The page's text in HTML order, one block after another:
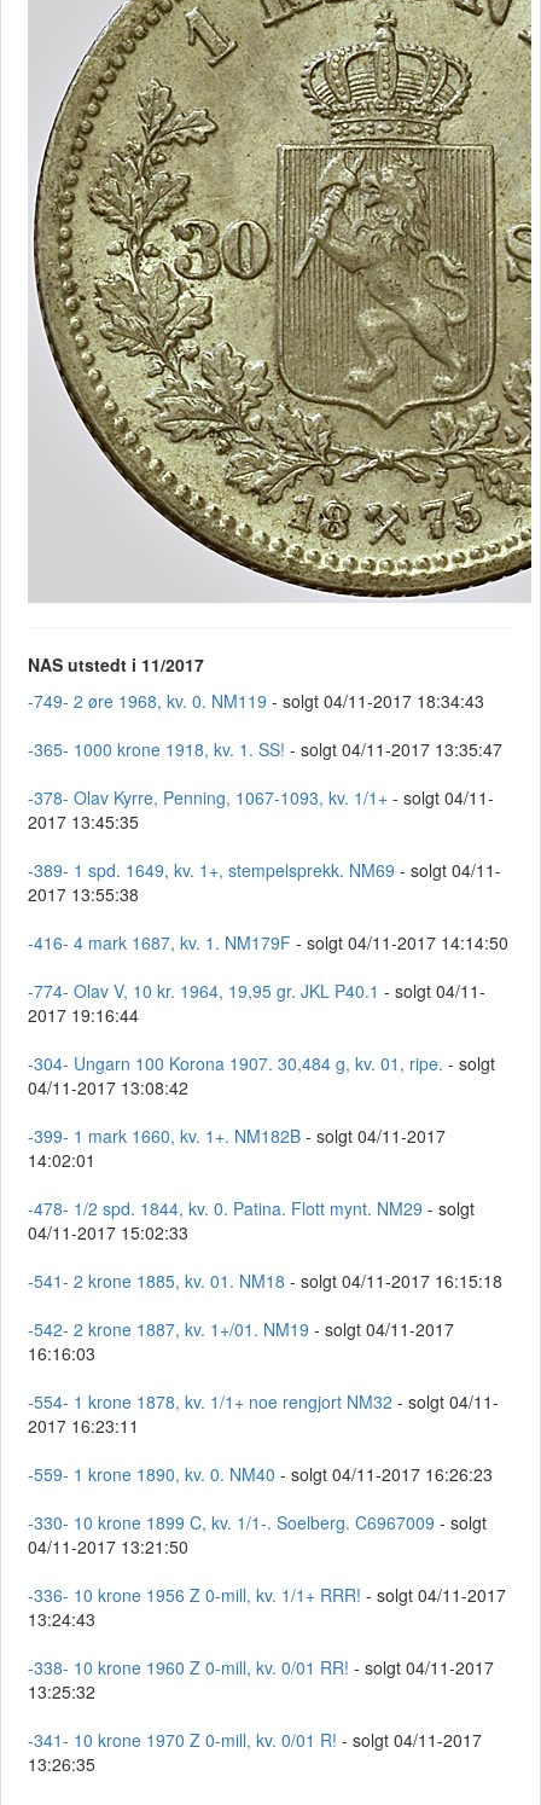
NAS utstedt i 11/2017
-749- 2 øre 1968, kv. 0. NM119 - solgt 04/11-2017 18:34:43
-365- 1000 krone 1918, kv. 1. SS! - solgt 04/11-2017 13:35:47
-378- Olav Kyrre, Penning, 1067-1093, kv. 1/1+ - solgt 04/11-
2017 13:45:35
-389- 1 spd. 1649, kv. 1+, stempelsprekk. NM69 - solgt 04/11-
2017 13:55:38
-416- 4 mark 1687, kv. 1. NM179F - solgt 04/11-2017 14:14:50
-774- Olav V, 10 kr. 1964, 19,95 gr. JKL P40.1 - solgt 04/11-
2017 19:16:44
-304- Ungarn 100 Korona 1907. 30,484 g, kv. 01, ripe. - solgt
04/11-2017 13:08:42
-399- 1 mark 1660, kv. 1+. NM182B - solgt 04/11-2017
14:02:01
-478- 1/2 spd. 1844, kv. 0. Patina. Flott mynt. NM29 - solgt
04/11-2017 15:02:33
-541- 2 krone 1885, kv. 01. NM18 - solgt 04/11-2017 16:15:18
-542- 2 krone 1887, kv. 1+/01. NM19 - solgt 04/11-2017
16:16:03
-554- 1 krone 1878, kv. 1/1+ noe rengjort NM32 - solgt 04/11-
2017 16:23:11
-559- 1 krone 1890, kv. 0. NM40 - solgt 04/11-2017 16:26:23
-330- 10 krone 1899 C, kv. 1/1-. Soelberg. C6967009 - solgt
04/11-2017 13:21:50
-336- 10 krone 1956 Z 0-mill, kv. 1/1+ RRR! - solgt 04/11-2017
13:24:43
-338- 10 krone 1960 Z 0-mill, kv. 0/01 RR! - solgt 04/11-2017
13:25:32
-341- 10 krone 1970 Z 0-mill, kv. 0/01 R! - solgt 04/11-2017
13:26:35